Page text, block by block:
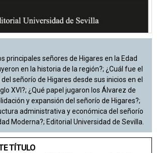
principales señores de Higares en la Edad
en la historia de la región?; ¿Cuál fue el
señorío de Higares desde sus inicios en el
XVI?; ¿Qué papel jugaron los Álvarez de
y expansión del señorío de Higares?;
administrativa y económica del señorío
Moderna?; Editorial Universidad de Sevilla.
TÍTULO